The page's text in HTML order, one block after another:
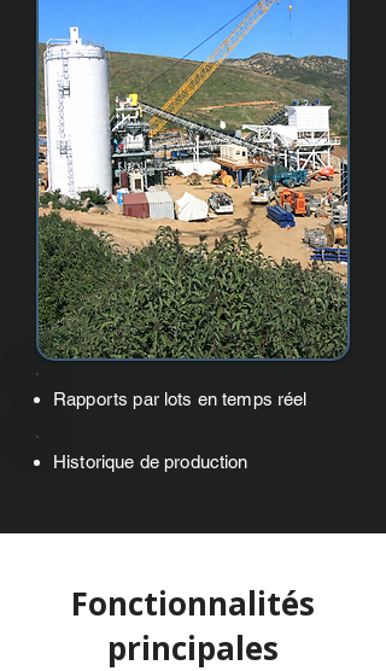
Rapports par lots en temps réel
Historique de production
Fonctionnalités
principales